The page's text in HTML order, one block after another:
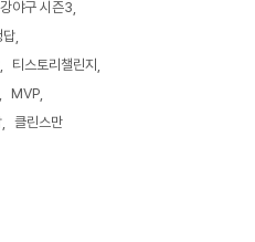
야구 시즌3
답
티스토리챌린지
MVP
클린스만